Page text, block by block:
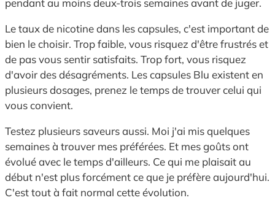
pendant au moins deux-trois semaines avant de juger.
Le taux de nicotine dans les capsules, c'est important de
bien le choisir. Trop faible, vous risquez d'être frustrés et
de pas vous sentir satisfaits. Trop fort, vous risquez
d'avoir des désagréments. Les capsules Blu existent en
plusieurs dosages, prenez le temps de trouver celui qui
vous convient.
Testez plusieurs saveurs aussi. Moi j'ai mis quelques
semaines à trouver mes préférées. Et mes goûts ont
évolué avec le temps d'ailleurs. Ce qui me plaisait au
début n'est plus forcément ce que je préfère aujourd'hui.
C'est tout à fait normal cette évolution.